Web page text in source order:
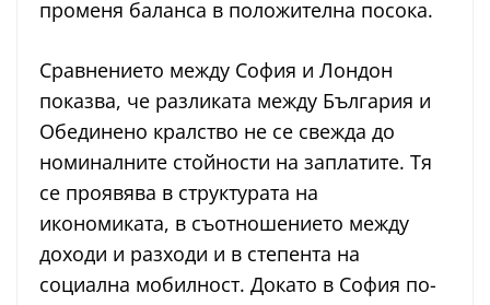
променя баланса в положителна посока.
Сравнението между София и Лондон
показва, че разликата между България и
Обединено кралство не се свежда до
номиналните стойности на заплатите. Тя
се проявява в структурата на
икономиката, в съотношението между
доходи и разходи и в степента на
социална мобилност. Докато в София по-